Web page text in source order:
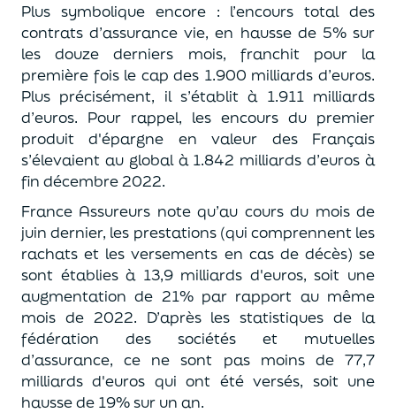
Plus symbolique encore : l’encours total des
contrats d’assurance vie, en hausse de 5% sur
les douze derniers mois, franchit pour la
première fois le cap des 1.900 milliards d’euros.
Plus précisément, il s’établit à 1.911 milliards
d’euros. Pour rappel, les encours du premier
produit d'épargne en valeur des Français
s’élevaient au global à 1.842 milliards d’euros à
fin décembre 2022.
France Assureurs note qu’au cours du mois de
juin dernier, les prestations (qui comprennent les
rachats et les versements en cas de décès) se
sont établies à 13,9 milliards d'euros, soit une
augmentation de 21% par rapport au même
mois de 2022. D’après les statistiques de la
fédération des sociétés et mutuelles
d’assurance, ce ne sont pas moins de 77,7
milliards d'euros qui ont été versés, soit une
hausse de 19% sur un an.